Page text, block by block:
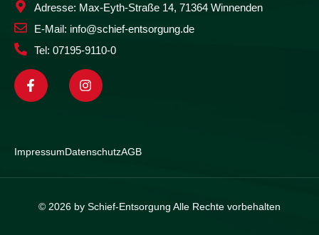
Adresse: Max-Eyth-Straße 14, 71364 Winnenden
E-Mail: info@schief-entsorgung.de
Tel: 07195-9110-0
ImpressumDatenschutzAGB
© 2026 by Schief-Entsorgung Alle Rechte vorbehalten